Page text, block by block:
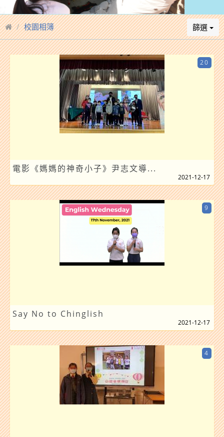
校園相簿 篩選
電影《媽媽的神奇小子》尹志文導...
20
2021-12-17
Say No to Chinglish
9
2021-12-17
4